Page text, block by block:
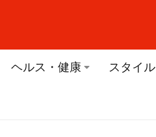
ヘルス・健康 スタイル